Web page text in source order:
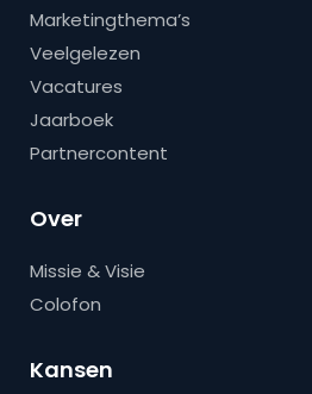
Marketingthema’s
Veelgelezen
Vacatures
Jaarboek
Partnercontent
Over
Missie & Visie
Colofon
Kansen